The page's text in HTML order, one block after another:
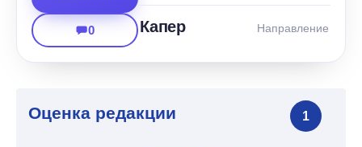
0 Капер Направление
Оценка редакции 1